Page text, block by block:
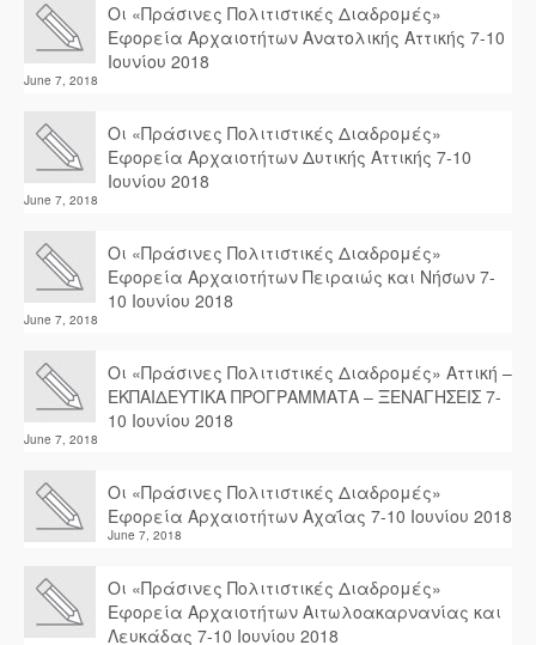
Οι «Πράσινες Πολιτιστικές Διαδρομές»
Εφορεία Αρχαιοτήτων Ανατολικής Αττικής 7-10
Ιουνίου 2018
June 7, 2018
Οι «Πράσινες Πολιτιστικές Διαδρομές»
Εφορεία Αρχαιοτήτων Δυτικής Αττικής 7-10
Ιουνίου 2018
June 7, 2018
Οι «Πράσινες Πολιτιστικές Διαδρομές»
Εφορεία Αρχαιοτήτων Πειραιώς και Νήσων 7-
10 Ιουνίου 2018
June 7, 2018
Οι «Πράσινες Πολιτιστικές Διαδρομές» Αττική –
ΕΚΠΑΙΔΕΥΤΙΚΑ ΠΡΟΓΡΑΜΜΑΤΑ – ΞΕΝΑΓΗΣΕΙΣ 7-
10 Ιουνίου 2018
June 7, 2018
Οι «Πράσινες Πολιτιστικές Διαδρομές»
Εφορεία Αρχαιοτήτων Αχαΐας 7-10 Ιουνίου 2018
June 7, 2018
Οι «Πράσινες Πολιτιστικές Διαδρομές»
Εφορεία Αρχαιοτήτων Αιτωλοακαρνανίας και
Λευκάδας 7-10 Ιουνίου 2018